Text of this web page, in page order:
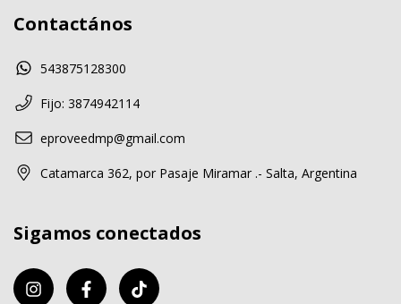
Contactános
543875128300
Fijo: 3874942114
eproveedmp@gmail.com
Catamarca 362, por Pasaje Miramar .- Salta, Argentina
Sigamos conectados